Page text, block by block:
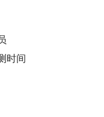
时间